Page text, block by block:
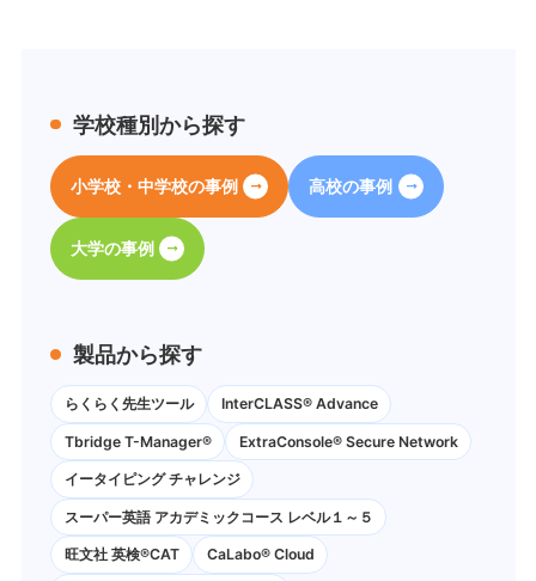
学校種別から探す
小学校・中学校の事例 高校の事例
大学の事例
製品から探す
らくらく先生ツール InterCLASS® Advance
Tbridge T-Manager® ExtraConsole® Secure Network
イータイピング チャレンジ
スーパー英語 アカデミックコース レベル１～５
旺文社 英検®CAT CaLabo®︎ Cloud